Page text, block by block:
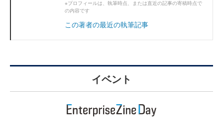
※プロフィールは、執筆時点、または直近の記事の寄稿時点で
の内容です
この著者の最近の執筆記事
イベント